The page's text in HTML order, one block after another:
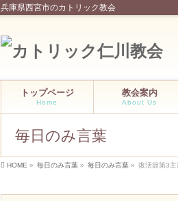
兵庫県西宮市のカトリック教会
トップページ
Home
教会案内
About Us
毎日のみ言葉
HOME » 毎日のみ言葉 » 毎日のみ言葉 » 復活節第3